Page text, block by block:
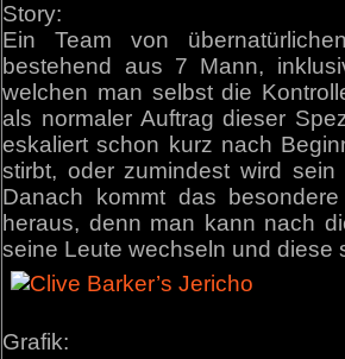
Story:
Ein Team von
bestehend aus 7 Mann,
welchen man selbst die
als normaler Auftrag dieser
eskaliert schon kurz nach
stirbt, oder zumindest wird sein
Danach kommt das
heraus, denn man kann nach
seine Leute wechseln und diese
Grafik: